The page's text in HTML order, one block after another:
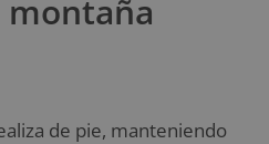
montaña
de pie, manteniendo